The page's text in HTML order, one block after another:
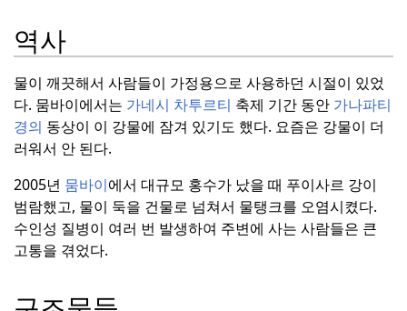
역사
물이 깨끗해서 사람들이 가정용으로 사용하던 시절이 있었
다. 뭄바이에서는 가네시 차투르티 축제 기간 동안 가나파티
경의 동상이 이 강물에 잠겨 있기도 했다. 요즘은 강물이 더
러워서 안 된다.
2005년 뭄바이에서 대규모 홍수가 났을 때 푸이사르 강이
범람했고, 물이 둑을 건물로 넘쳐서 물탱크를 오염시켰다.
수인성 질병이 여러 번 발생하여 주변에 사는 사람들은 큰
고통을 겪었다.